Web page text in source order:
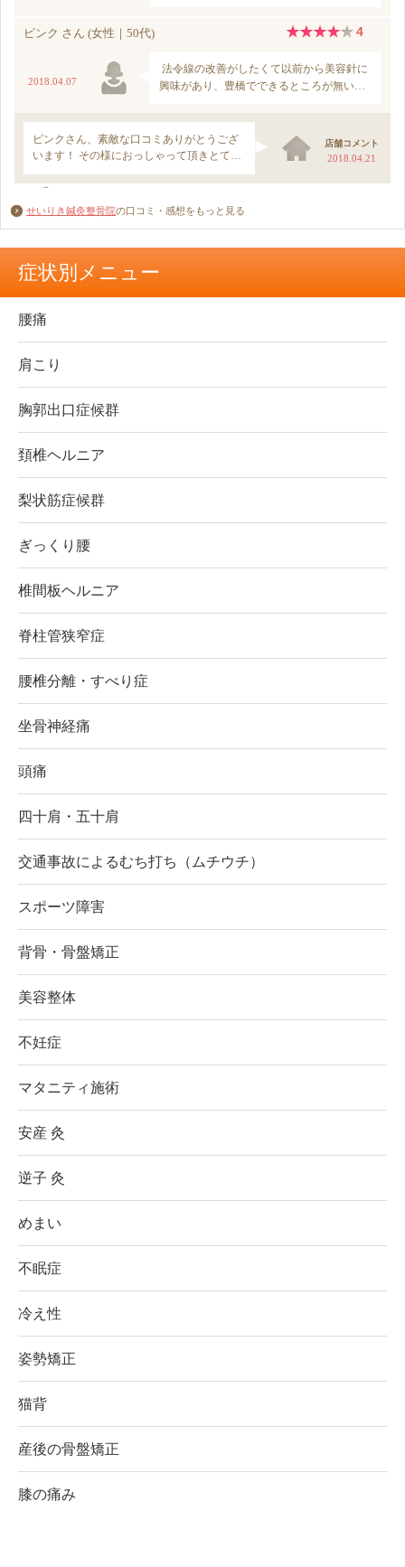
せいりき鍼灸整骨院の口コミ・感想をもっと見る
症状別メニュー
腰痛
肩こり
胸郭出口症候群
頚椎ヘルニア
梨状筋症候群
ぎっくり腰
椎間板ヘルニア
脊柱管狭窄症
腰椎分離・すべり症
坐骨神経痛
頭痛
四十肩・五十肩
交通事故によるむち打ち（ムチウチ）
スポーツ障害
背骨・骨盤矯正
美容整体
不妊症
マタニティ施術
安産 灸
逆子 灸
めまい
不眠症
冷え性
姿勢矯正
猫背
産後の骨盤矯正
膝の痛み